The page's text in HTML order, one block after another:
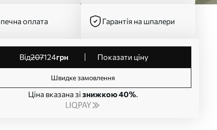
оплата Гарантія на шпалери
від207124грн Показати ціну
Швидке замовлення
Ціна вказана зі знижкою 40%.